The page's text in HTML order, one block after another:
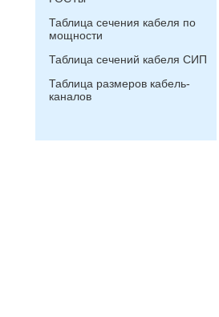
Таблица сечения кабеля по
мощности
Таблица сечений кабеля СИП
Таблица размеров кабель-
каналов